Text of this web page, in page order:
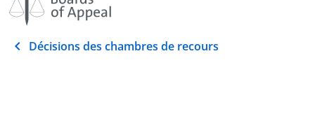
Décisions des chambres de recours